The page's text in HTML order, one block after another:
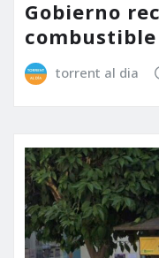
Gobierno
combustible
torrent al dia